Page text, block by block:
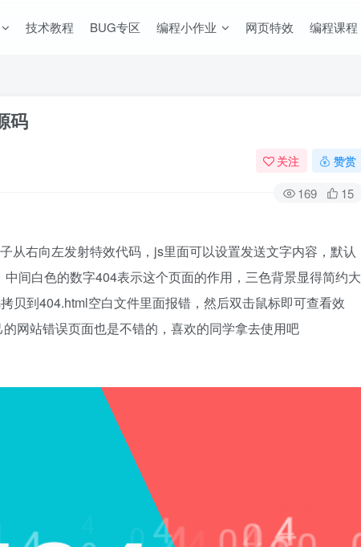
技术教程 BUG专区 编程小作业 网页特效 编程课程
码
关注 赞赏
169 15
从右向左发射特效代码，js里面可以设置发送文字内容，默认
间白色的数字404表示这个页面的作用，三色背景显得简约大
贝到404.html空白文件里面报错，然后双击鼠标即可查看效
网站错误页面也是不错的，喜欢的同学拿去使用吧